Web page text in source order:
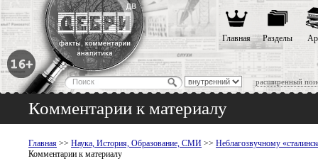
расширенный
Главная Разделы
Комментарии к материалу
Главная >> Наука, История, Образование, СМИ >> Неблагозвучному
Комментарии к материалу